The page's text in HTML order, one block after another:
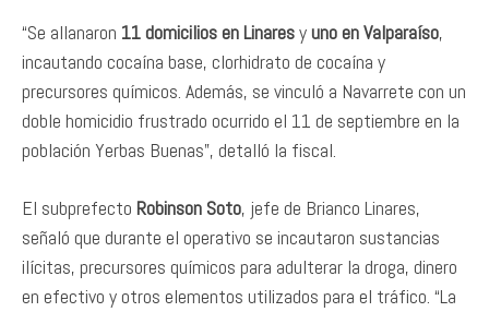
“Se allanaron 11 domicilios en Linaresyuno en Valparaíso,
incautando cocaína base, clorhidrato de cocaína y
precursores químicos. Además, se vinculó a Navarrete con un
doble homicidio frustrado ocurrido el 11 de septiembre en la
población Yerbas Buenas”, detalló la fiscal.
El subprefecto Robinson Soto, jefe de Brianco Linares,
señaló que durante el operativo se incautaron sustancias
ilícitas, precursores químicos para adulterar la droga, dinero
en efectivo y otros elementos utilizados para el tráfico. “La